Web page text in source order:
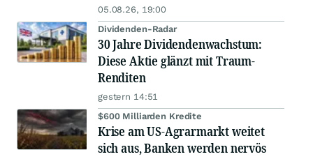
05.08.26, 19:00
Dividenden-Radar
30 Jahre Dividendenwachstum:
Diese Aktie glänzt mit Traum-
Renditen
gestern 14:51
$600 Milliarden Kredite
Krise am US-Agrarmarkt weitet
sich aus, Banken werden nervös